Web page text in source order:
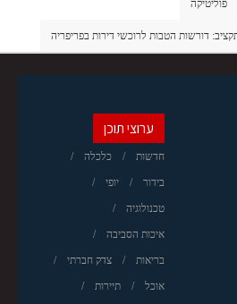
פוליטיקה
דורשות הטבות לרוכשי דירות בפריפריה
ערוצי תוכן
חדשות כלכלה
בידור יופי
טכנולוגיה
איכות הסביבה
בריאות צדק חברתי
אוכל תיירות